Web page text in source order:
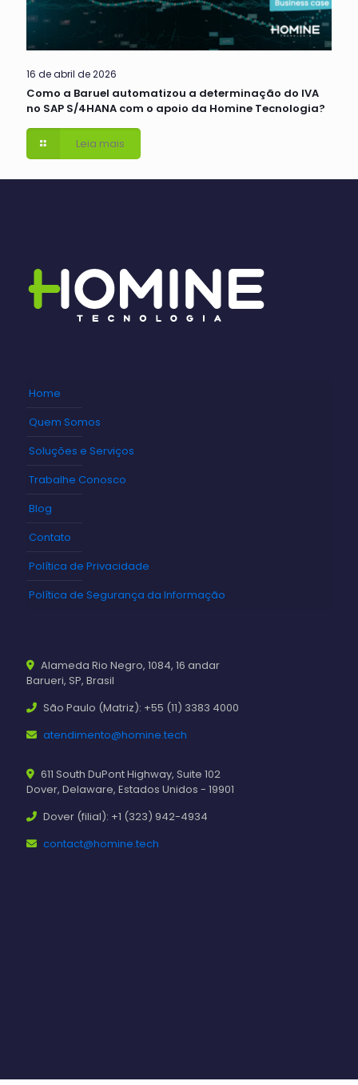
16 de abril de 2026
Como a Baruel automatizou a determinação do IVA
no SAP S/4HANA com o apoio da Homine Tecnologia?
Leia mais
Home
Quem Somos
Soluções e Serviços
Trabalhe Conosco
Blog
Contato
Política de Privacidade
Política de Segurança da Informação
Alameda Rio Negro, 1084, 16 andar
Barueri, SP, Brasil
São Paulo (Matriz): +55 (11) 3383 4000
atendimento@homine.tech
611 South DuPont Highway, Suite 102
Dover, Delaware, Estados Unidos - 19901
Dover (filial): +1 (323) 942-4934
contact@homine.tech